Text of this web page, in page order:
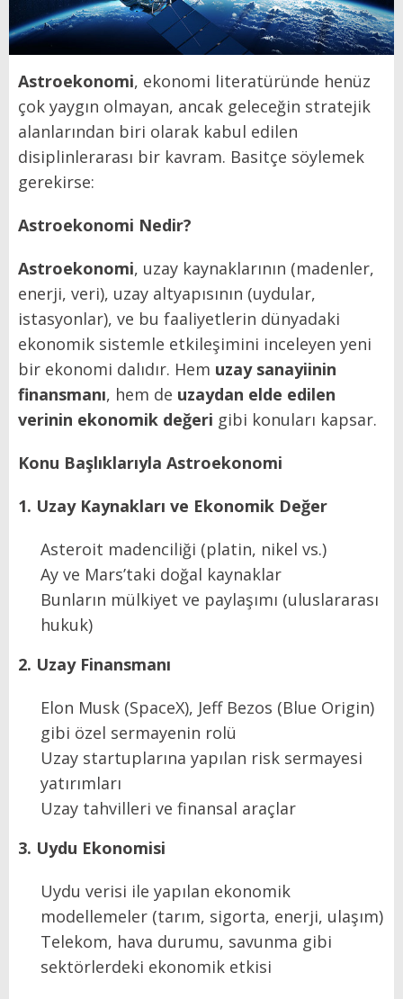
Astroekonomi, ekonomi literatüründe henüz
çok yaygın olmayan, ancak geleceğin stratejik
alanlarından biri olarak kabul edilen
disiplinlerarası bir kavram. Basitçe söylemek
gerekirse:
Astroekonomi Nedir?
Astroekonomi, uzay kaynaklarının (madenler,
enerji, veri), uzay altyapısının (uydular,
istasyonlar), ve bu faaliyetlerin dünyadaki
ekonomik sistemle etkileşimini inceleyen yeni
bir ekonomi dalıdır. Hem uzay sanayiinin
finansmanı, hem de uzaydan elde edilen
verinin ekonomik değeri gibi konuları kapsar.
Konu Başlıklarıyla Astroekonomi
1. Uzay Kaynakları ve Ekonomik Değer
Asteroit madenciliği (platin, nikel vs.)
Ay ve Mars’taki doğal kaynaklar
Bunların mülkiyet ve paylaşımı (uluslararası
hukuk)
2. Uzay Finansmanı
Elon Musk (SpaceX), Jeff Bezos (Blue Origin)
gibi özel sermayenin rolü
Uzay startuplarına yapılan risk sermayesi
yatırımları
Uzay tahvilleri ve finansal araçlar
3. Uydu Ekonomisi
Uydu verisi ile yapılan ekonomik
modellemeler (tarım, sigorta, enerji, ulaşım)
Telekom, hava durumu, savunma gibi
sektörlerdeki ekonomik etkisi